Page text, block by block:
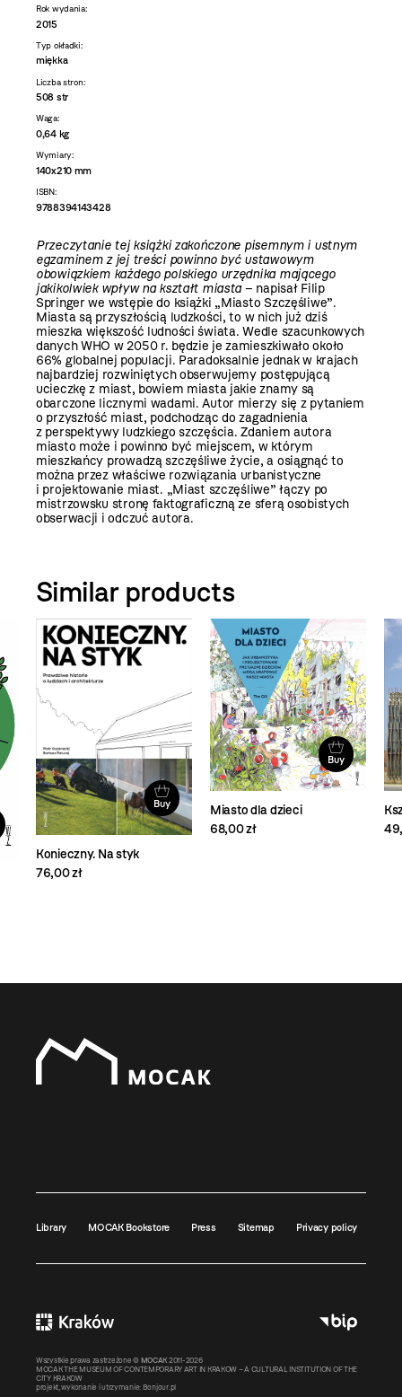
Rok wydania:
2015
Typ okładki:
miękka
Liczba stron:
508 str
Waga:
0,64 kg
Wymiary:
140x210 mm
ISBN:
9788394143428
Przeczytanie tej książki zakończone pisemnym i ustnym
egzaminem z jej treści powinno być ustawowym
obowiązkiem każdego polskiego urzędnika mającego
jakikolwiek wpływ na kształt miasta– napisał Filip
Springer we wstępie do książki „Miasto Szczęśliwe”.
Miasta są przyszłością ludzkości, to w nich już dziś
mieszka większość ludności świata. Wedle szacunkowych
danych WHO w 2050 r. będzie je zamieszkiwało około
66% globalnej populacji. Paradoksalnie jednak w krajach
najbardziej rozwiniętych obserwujemy postępującą
ucieczkę z miast, bowiem miasta jakie znamy są
obarczone licznymi wadami. Autor mierzy się z pytaniem
o przyszłość miast, podchodząc do zagadnienia
z perspektywy ludzkiego szczęścia. Zdaniem autora
miasto może i powinno być miejscem, w którym
mieszkańcy prowadzą szczęśliwe życie, a osiągnąć to
można przez właściwe rozwiązania urbanistyczne
i projektowanie miast. „Miast szczęśliwe” łączy po
mistrzowsku stronę faktograficzną ze sferą osobistych
obserwacji i odczuć autora.
Similar products
Buy
Konieczny. Na styk
76,00 zł
Buy
Miasto dla dzieci
68,00 zł
Library MOCAK Bookstore Press Sitemap Privacy policy
Wszystkie prawa zastrzeżone © MOCAK 2011-2026
MOCAK THE MUSEUM OF CONTEMPORARY ART IN KRAKOW – A CULTURAL INSTITUTION OF THE
CITY KRAKOW
projekt, wykonanie i utrzymanie: Bonjour.pl